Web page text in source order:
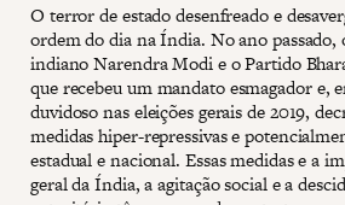
O terror de estado desenfreado e
ordem do dia na Índia. No ano
indiano Narendra Modi e o Partido
que recebeu um mandato esmagador e,
duvidoso nas eleições gerais de 2019,
medidas hiper-repressivas e
estadual e nacional. Essas medidas e a
geral da Índia, a agitação social e a